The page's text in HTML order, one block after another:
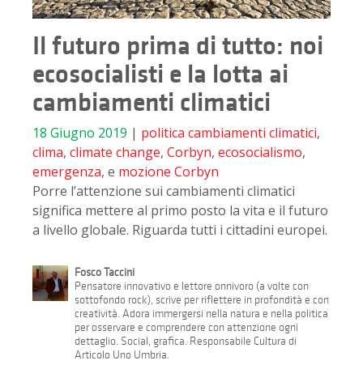
Il futuro prima di tutto: noi
ecosocialisti e la lotta ai
cambiamenti climatici
18 Giugno 2019 | politica cambiamenti climatici,
clima, climate change, Corbyn, ecosocialismo,
emergenza, e mozione Corbyn
Porre l’attenzione sui cambiamenti climatici
significa mettere al primo posto la vita e il futuro
a livello globale. Riguarda tutti i cittadini europei.
Fosco Taccini
Pensatore innovativo e lettore onnivoro (a volte con
sottofondo rock), scrive per riflettere in profondità e con
creatività. Adora immergersi nella natura e nella politica
per osservare e comprendere con attenzione ogni
dettaglio. Social, grafica. Responsabile Cultura di
Articolo Uno Umbria.